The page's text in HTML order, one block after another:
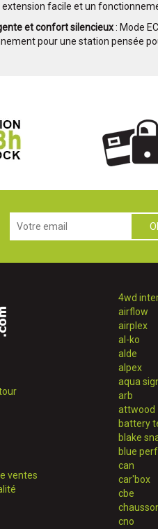
extension facile et un
et confort silencieux: Mode
pour une station pensée
ventes
4wd
airflow
airplex
al-ko
alde
alpex
aqua
arb
attwood
battery
blake
blue
can
car'box
cbe
cno